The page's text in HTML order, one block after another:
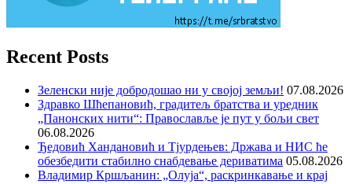
Recent Posts
Зеленски није добродошао ни у својој земљи! 07.08.2026
Здравко Шћепановић, градитељ братства и уредник
„Панонских нити“: Православље је пут у бољи свет
06.08.2026
Ђедовић Хандановић и Тјурдењев: Држава и НИС ће
обезбедити стабилно снабдевање дериватима 05.08.2026
Владимир Кршљанин: „Олуја“, раскринкавање и крај